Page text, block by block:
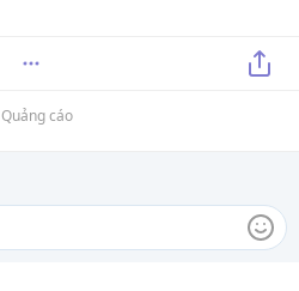
Quảng cáo